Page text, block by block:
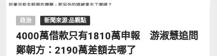
政治 新聞來源:品觀點
4000萬借款只有1810萬申報 游淑慧追問
鄭朝方：2190萬差額去哪了